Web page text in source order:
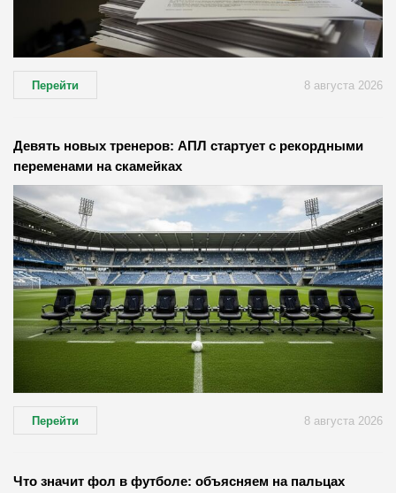
Перейти 8 августа 2026
Девять новых тренеров: АПЛ стартует с рекордными
переменами на скамейках
Перейти 8 августа 2026
Что значит фол в футболе: объясняем на пальцах